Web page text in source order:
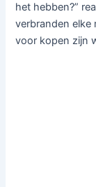
het hebben?”
verbranden elke
voor kopen zijn